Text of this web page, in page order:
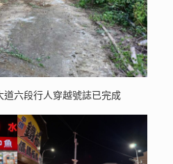
道六段行人穿越號誌已完成